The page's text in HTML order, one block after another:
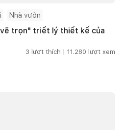
Nhà vườn
trọn" triết lý thiết kế của
3 lượt thích | 11.280 lượt xem